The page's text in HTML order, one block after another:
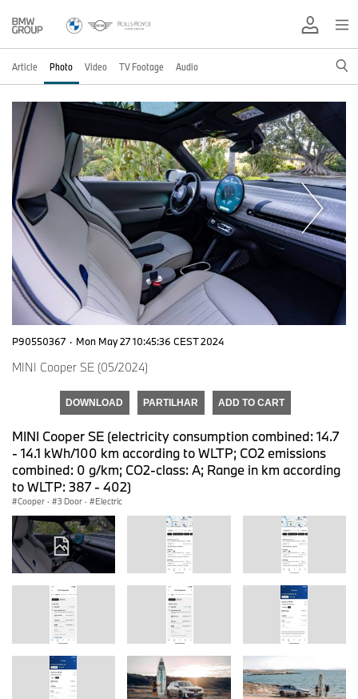
Article Photo Video TV Footage Audio
P90550367 · Mon May 27 10:45:36 CEST 2024
MINI Cooper SE (05/2024)
DOWNLOAD PARTILHAR ADD TO CART
MINI Cooper SE (electricity consumption combined: 14.7
- 14.1 kWh/100 km according to WLTP; CO2 emissions
combined: 0 g/km; CO2-class: A; Range in km according
to WLTP: 387 - 402)
Cooper · 3 Door · Electric